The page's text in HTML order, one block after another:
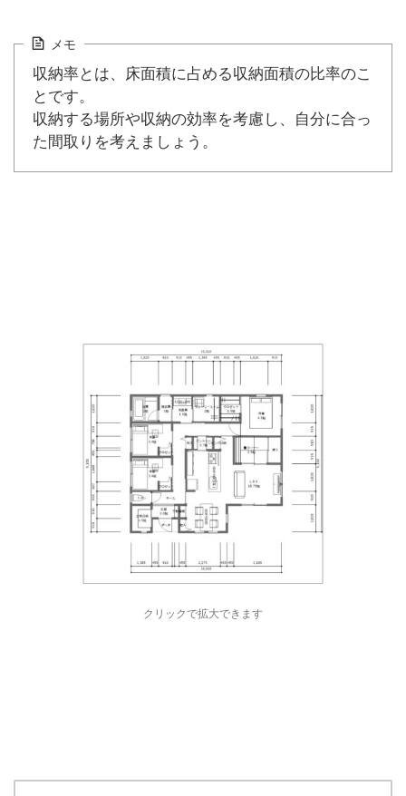
メモ
収納率とは、床面積に占める収納面積の比率のこ
とです。
収納する場所や収納の効率を考慮し、自分に合っ
た間取りを考えましょう。
クリックで拡大できます